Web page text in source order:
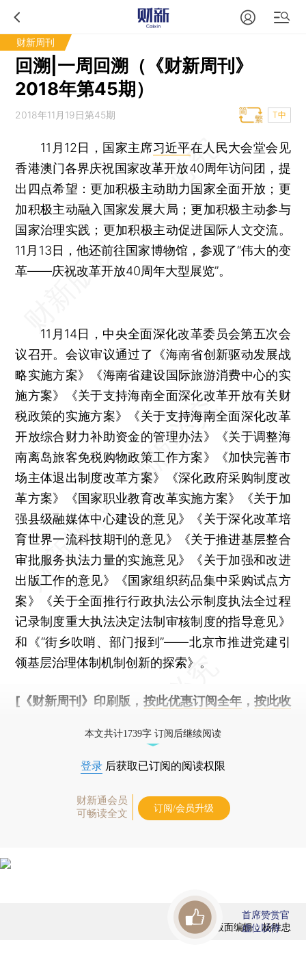
财新周刊
回溯|一周回溯（《财新周刊》
2018年第45期）
2018年11月19日第45期 T中
11月12日，国家主席习近平在人民大会堂会见
香港澳门各界庆祝国家改革开放40周年访问团，提
出四点希望：更加积极主动助力国家全面开放；更
加积极主动融入国家发展大局；更加积极主动参与
国家治理实践；更加积极主动促进国际人文交流。
11月13日，他还前往国家博物馆，参观了“伟大的变
革——庆祝改革开放40周年大型展览”。
11月14日，中央全面深化改革委员会第五次会
议召开。会议审议通过了《海南省创新驱动发展战
略实施方案》《海南省建设国际旅游消费中心的实
施方案》《关于支持海南全面深化改革开放有关财
税政策的实施方案》《关于支持海南全面深化改革
开放综合财力补助资金的管理办法》《关于调整海
南离岛旅客免税购物政策工作方案》《加快完善市
场主体退出制度改革方案》《深化政府采购制度改
革方案》《国家职业教育改革实施方案》《关于加
强县级融媒体中心建设的意见》《关于深化改革培
育世界一流科技期刊的意见》《关于推进基层整合
审批服务执法力量的实施意见》《关于加强和改进
出版工作的意见》《国家组织药品集中采购试点方
案》《关于全面推行行政执法公示制度执法全过程
记录制度重大执法决定法制审核制度的指导意见》
和《“街乡吹哨、部门报到”——北京市推进党建引
领基层治理体制机制创新的探索》。
[《财新周刊》印刷版， 按此优惠订阅全年， 按此收
本文共计1739字 订阅后继续阅读
登录 后获取已订阅的阅读权限
财新通会员
可畅读全文
订阅/会员升级
版面编辑：杨胜忠
首席赞赏官
虚位以待